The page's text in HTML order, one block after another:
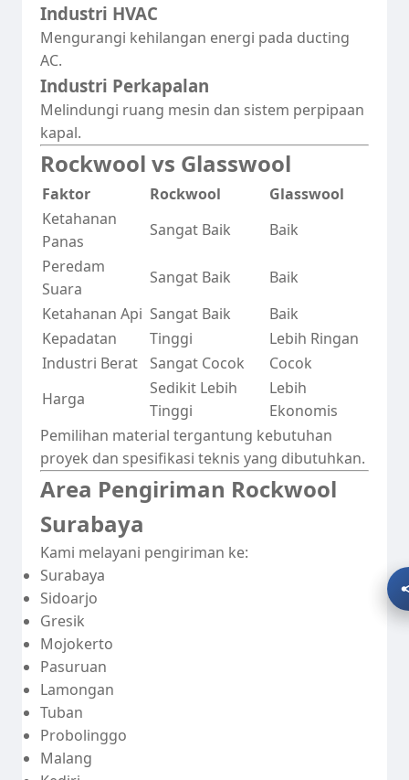
Industri HVAC
Mengurangi kehilangan energi pada ducting
AC.
Industri Perkapalan
Melindungi ruang mesin dan sistem perpipaan
kapal.
Rockwool vs Glasswool
Faktor Rockwool
Glasswool
Ketahanan
Panas
Sangat Baik
Baik
Peredam
Suara
Sangat Baik
Baik
Ketahanan Api Sangat Baik
Baik
Kepadatan
Tinggi
Lebih Ringan
Industri Berat Sangat Cocok
Cocok
Harga
Sedikit Lebih
Tinggi
Lebih
Ekonomis
Pemilihan material tergantung kebutuhan
proyek dan spesifikasi teknis yang dibutuhkan.
Area Pengiriman Rockwool
Surabaya
Kami melayani pengiriman ke:
Surabaya
Sidoarjo
Gresik
Mojokerto
Pasuruan
Lamongan
Tuban
Probolinggo
Malang